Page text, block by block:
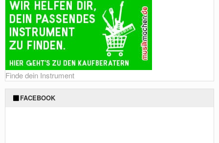
Finde dein Instrument
FACEBOOK